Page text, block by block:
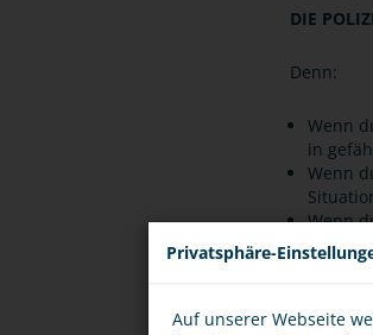
DIE
Denn:
Wenn
in
Wenn
Wenn
Wenn
Wenn
Wenn
Privatsphäre-
Auf unserer Webseite